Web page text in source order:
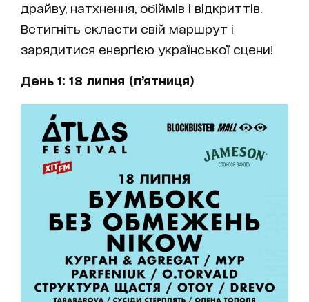
драйву, натхнення, обіймів і відкриттів.
Встигніть скласти свій маршрут і
зарядитися енергією української сцени!
День 1: 18 липня (п’ятниця)